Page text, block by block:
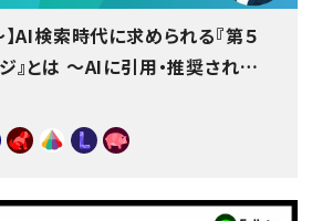
AI検索時代に求められる『第５
とは ～AIに引用・推奨されるサ